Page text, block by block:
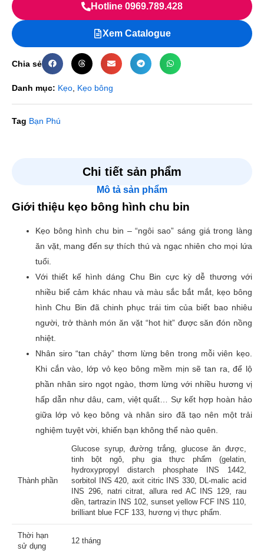
Hotline 0969.789.428
Xem Catalogue
Chia sẻ
Danh mục: Kẹo Kẹo bông
Tag Bạn Phú
Chi tiết sản phẩm
Mô tả sản phẩm
Giới thiệu kẹo bông hình chu bin
Kẹo bông hình chu bin – “ngôi sao” sáng giá trong làng
ăn vặt, mang đến sự thích thú và ngạc nhiên cho mọi lứa
tuổi.
Với thiết kế hình dáng Chu Bin cực kỳ dễ thương với
nhiều biể cảm khác nhau và màu sắc bắt mắt, kẹo bông
hình Chu Bin đã chinh phục trái tim của biết bao nhiêu
người, trở thành món ăn vặt “hot hit” được săn đón nồng
nhiệt.
Nhân siro “tan chảy” thơm lừng bên trong mỗi viên kẹo.
Khi cắn vào, lớp vỏ kẹo bông mềm mịn sẽ tan ra, để lộ
phần nhân siro ngọt ngào, thơm lừng với nhiều hương vị
hấp dẫn như dâu, cam, việt quất… Sự kết hợp hoàn hảo
giữa lớp vỏ kẹo bông và nhân siro đã tạo nên một trải
nghiệm tuyệt vời, khiến bạn không thể nào quên.
Thành phần
Glucose syrup, đường trắng, glucose ăn được,
tinh bột ngô, phụ gia thực phẩm (gelatin,
hydroxypropyl distarch phosphate INS 1442,
sorbitol INS 420, axit citric INS 330, DL-malic acid
INS 296, natri citrat, allura red AC INS 129, rau
dền, tartrazin INS 102, sunset yellow FCF INS 110,
brilliant blue FCF 133, hương vị thực phẩm.
Thời hạn
sử dụng
12 tháng
Chưa có đánh giá nào.
Email của bạn sẽ không được hiển thị công khai. Các
trường bắt buộc được đánh dấu*
Đánh giá của bạn *